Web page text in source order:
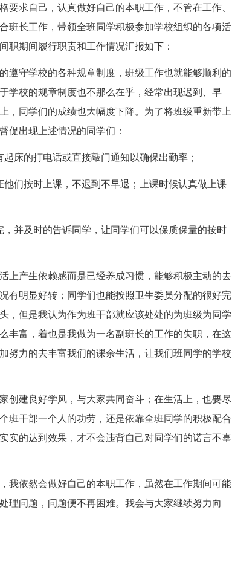
求自己，认真做好自己的本职工作，不管在工作、
班长工作，带领全班同学积极参加学校组织的各项活
职期间履行职责和工作情况汇报如下：
遵守学校的各种规章制度，班级工作也就能够顺利的
学校的规章制度也不那么在乎，经常出现迟到、早
，同学们的成绩也大幅度下降。为了将班级重新带上
促出现上述情况的同学们：
床的打电话或直接敲门通知以确保出勤率；
他们按时上课，不迟到不早退；上课时候认真做上课
，并及时的告诉同学，让同学们可以保质保量的按时
上产生依赖感而是已经养成习惯，能够积极主动的去
有明显好转；同学们也能按照卫生委员分配的很好完
，但是我认为作为班干部就应该处处的为班级为同学
丰富，着也是我做为一名副班长的工作的失职，在这
努力的去丰富我们的课余生活，让我们班同学的学校
创建良好学风，与大家共同奋斗；在生活上，也要尽
班干部一个人的功劳，还是依靠全班同学的积极配合
实的达到效果，才不会违背自己对同学们的诺言不辜
我依然会做好自己的本职工作，虽然在工作期间可能
理问题，问题便不再困难。我会与大家继续努力向